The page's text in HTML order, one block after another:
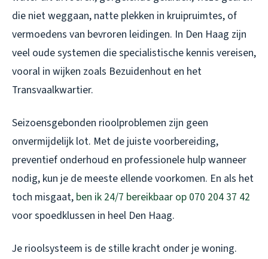
die niet weggaan, natte plekken in kruipruimtes, of
vermoedens van bevroren leidingen. In Den Haag zijn
veel oude systemen die specialistische kennis vereisen,
vooral in wijken zoals Bezuidenhout en het
Transvaalkwartier.
Seizoensgebonden rioolproblemen zijn geen
onvermijdelijk lot. Met de juiste voorbereiding,
preventief onderhoud en professionele hulp wanneer
nodig, kun je de meeste ellende voorkomen. En als het
toch misgaat, ben ik 24/7 bereikbaar op 070 204 37 42
voor spoedklussen in heel Den Haag.
Je rioolsysteem is de stille kracht onder je woning.